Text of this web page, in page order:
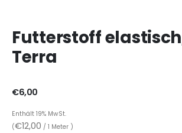
Futterstoff
Terra
€6,00
Enthält 19% MwSt.
(€12,00 / 1 Meter )